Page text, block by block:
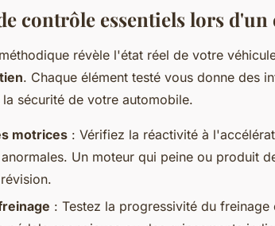
contrôle essentiels lors
révèle l'état réel de votre
. Chaque élément testé vous donne des
sécurité de votre automobile.
motrices : Vérifiez la réactivité à
Un moteur qui peine ou produit
: Testez la progressivité du